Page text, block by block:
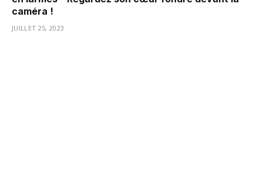
caméra !
JUILLET 25, 2023